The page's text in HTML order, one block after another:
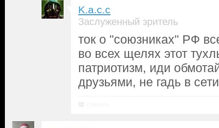
K.a.c.c
Заслуженный зритель
ток о "союзниках" РФ
во всех щелях этот
патриотизм, иди
друзьями, не гадь в сети